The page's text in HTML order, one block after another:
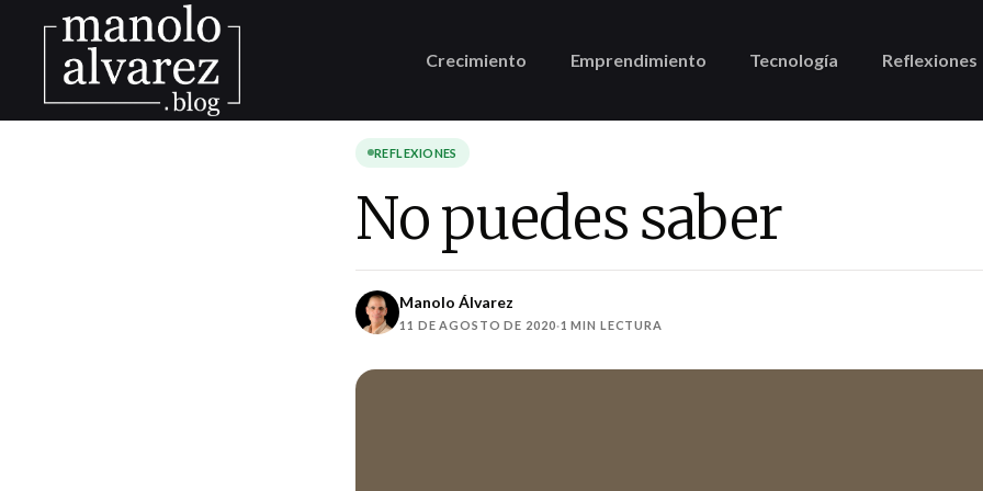
Crecimiento Emprendimiento Tecnología Reflexiones
REFLEXIONES
No puedes saber
Manolo Álvarez
11 DE AGOSTO DE 2020·1 MIN LECTURA